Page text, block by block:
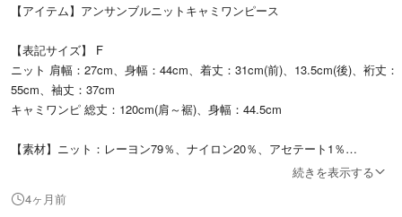
【アイテム】アンサンブルニットキャミワンピース
【表記サイズ】 F
ニット 肩幅：27cm、身幅：44cm、着丈：31cm(前)、13.5cm(後)、裄丈：
55cm、袖丈：37cm
キャミワンピ 総丈：120cm(肩～裾)、身幅：44.5cm
【素材】ニット：レーヨン79％、ナイロン20％、アセテート1％
続きを表示する
4ヶ月前